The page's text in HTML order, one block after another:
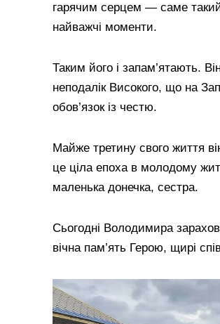
гарячим серцем — саме
найважчі моменти.
Таким його і запам’ятають.
неподалік Високого, що на
обов’язок із честю.
Майже третину свого життя
це ціла епоха в молодому
маленька донечка, сестра.
Сьогодні Володимира
вічна пам’ять Герою, щирі